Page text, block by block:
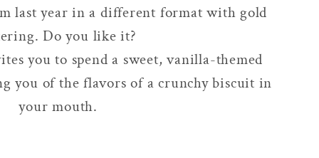
last year in a different format with gold
Do you like it?
you to spend a sweet, vanilla-themed
you of the flavors of a crunchy biscuit in
your mouth.